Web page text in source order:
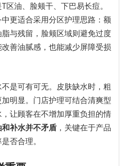
区油、脸颊干、下巴易长痘。
更适合采用分区护理思路：额
与残留，脸颊区域则避免过度
善油腻感，也能减少屏障受损
是可有可无。皮肤缺水时，粗
明显。门店护理可结合清爽型
让顾客在不增加厚重负担的情
和补水并不矛盾 ，关键在于产品
否合理。